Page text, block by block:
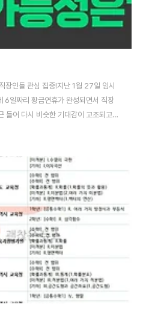
인들 관심 집중!지난 1월 27일 임시
6일짜리 황금연휴가 완성되면서 직장
들어 다시 비슷한 기대감이 고조되고
시공휴일로 지정된다면 또 한 번 6
임시공휴일이 된다면- 5월 3일~5일:
일)- 5월 6일(월): 대체공휴일이렇게
일간의 연휴가 가능해지죠. 벌써부터
. 여행업계는 이 시기를 올해 최고의 피